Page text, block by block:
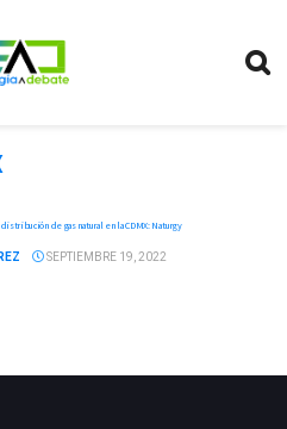
de gas natural en la CDMX: Naturgy
SEPTIEMBRE 19, 2022